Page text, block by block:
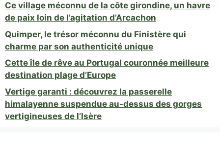
Ce village méconnu de la côte girondine, un havre
de paix loin de l’agitation d’Arcachon
Quimper, le trésor méconnu du Finistère qui
charme par son authenticité unique
Cette île de rêve au Portugal couronnée meilleure
destination plage d’Europe
Vertige garanti : découvrez la passerelle
himalayenne suspendue au-dessus des gorges
vertigineuses de l’Isère